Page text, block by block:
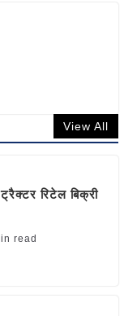
View All
रिटेल बिक्री
read